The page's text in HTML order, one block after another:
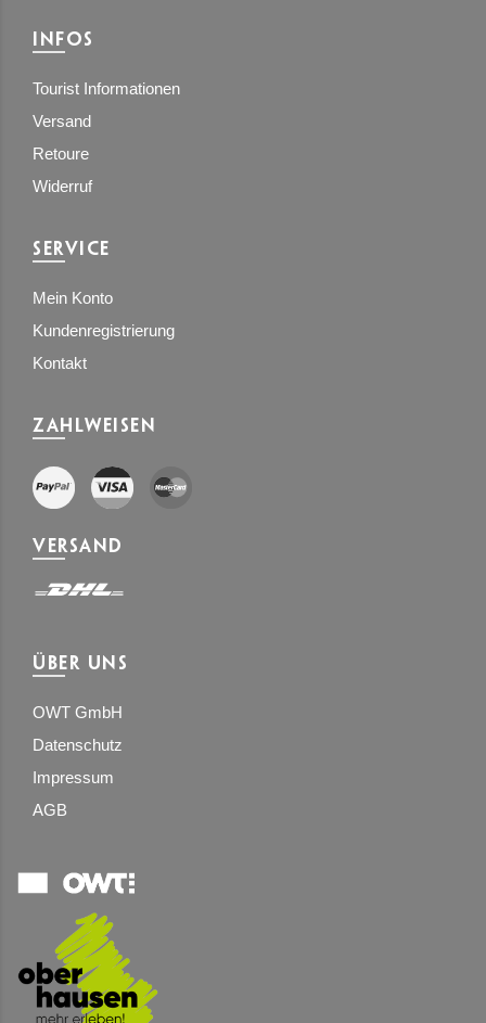
INFOS
Tourist Informationen
Versand
Retoure
Widerruf
SERVICE
Mein Konto
Kundenregistrierung
Kontakt
ZAHLWEISEN
VERSAND
ÜBER UNS
OWT GmbH
Datenschutz
Impressum
AGB